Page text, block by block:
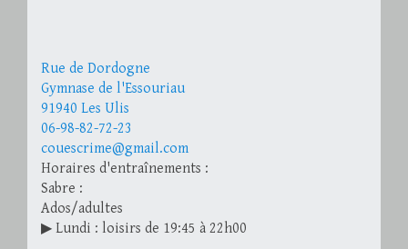
Rue de Dordogne
Gymnase de l'Essouriau
91940 Les Ulis
06-98-82-72-23
couescrime@gmail.com
Horaires d'entraînements :
Sabre :
Ados/adultes
▶ Lundi : loisirs de 19:45 à 22h00